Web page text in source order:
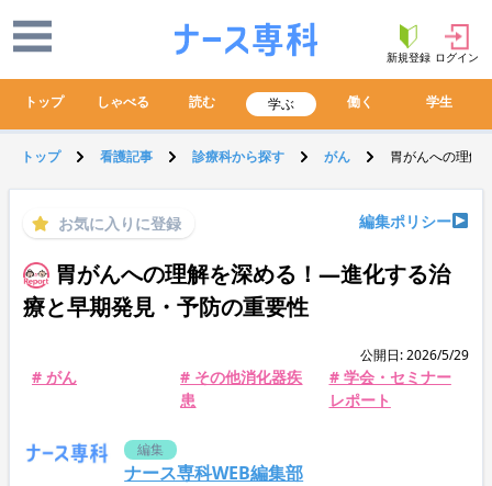
新規登録 ログイン
トップ しゃべる 読む 学ぶ 働く 学生
トップ 看護記事 診療科から探す がん 胃がんへの理解
お気に入りに登録 編集ポリシー
胃がんへの理解を深める！―進化する治
療と早期発見・予防の重要性
公開日: 2026/5/29
# がん
# その他消化器疾
患
# 学会・セミナー
レポート
編集
ナース専科WEB編集部